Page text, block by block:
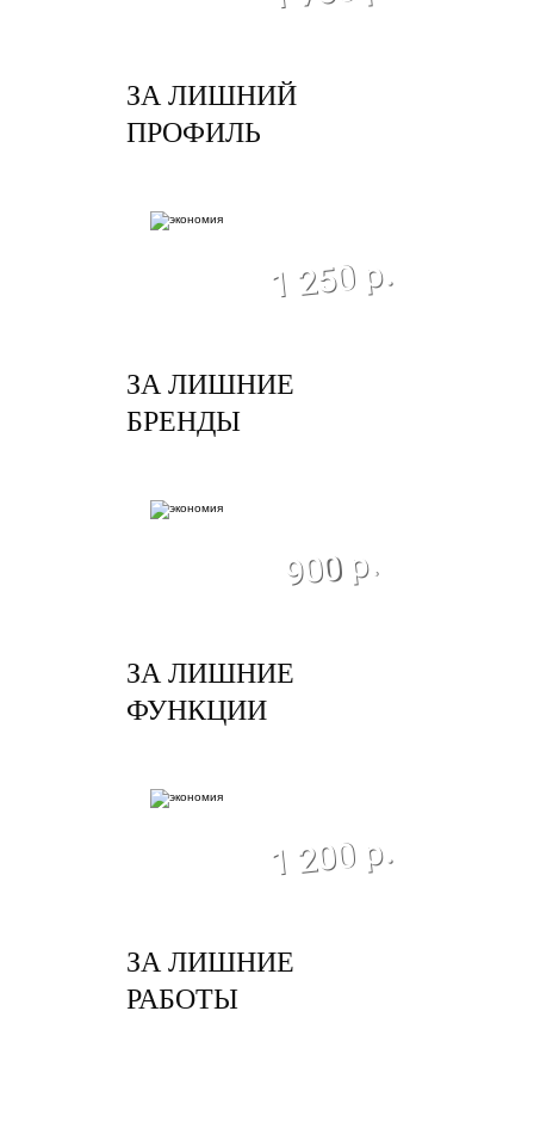
ЗА ЛИШНИЙ
ПРОФИЛЬ
1 250 р.
ЗА ЛИШНИЕ
БРЕНДЫ
900 р.
ЗА ЛИШНИЕ
ФУНКЦИИ
1 200 р.
ЗА ЛИШНИЕ
РАБОТЫ